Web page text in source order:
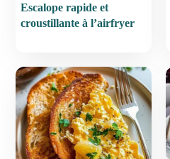
Escalope rapide et
croustillante à l’airfryer